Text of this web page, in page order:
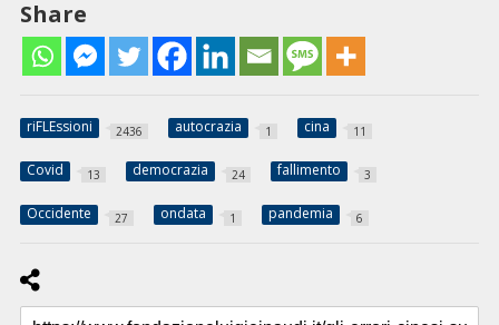
Share
riFLEssioni 2436 autocrazia 1 cina 11
Covid 13 democrazia 24 fallimento 3
Occidente 27 ondata 1 pandemia 6